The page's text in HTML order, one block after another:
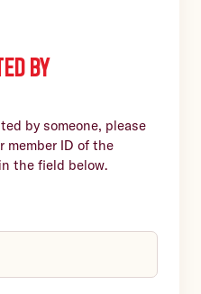
by
by someone, please
member ID of the
the field below.